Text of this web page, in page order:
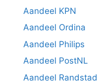
Aandeel KPN
Aandeel Ordina
Aandeel Philips
Aandeel PostNL
Aandeel Randstad